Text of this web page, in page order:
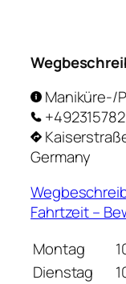
Maniküre-/
Germany
Fahrtzeit –
Montag
Dienstag